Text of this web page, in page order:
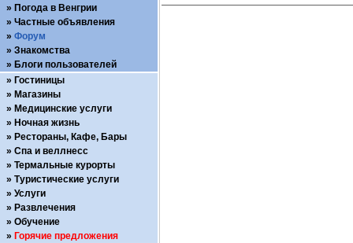
Погода в Венгрии
Частные объявления
Форум
Знакомства
Блоги пользователей
Гостиницы
Магазины
Медицинские услуги
Ночная жизнь
Рестораны, Кафе, Бары
Спа и веллнесс
Термальные курорты
Туристические услуги
Услуги
Развлечения
Обучение
Горячие предложения